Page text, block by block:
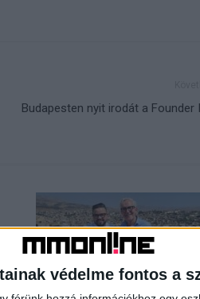
védelme fontos a
Budapesten nyit irodát a Founder